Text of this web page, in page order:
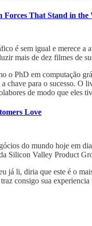
Forces That Stand in
é sem igual e merece
mais de dez filmes de
o PhD em computação
chave para o sucesso.
de modo que eles
Love
do mundo hoje em
Silicon Valley Product
já li, diria que este é o
consigo sua